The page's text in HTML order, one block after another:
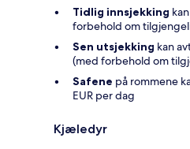
Tidlig innsjekking
forbehold om
Sen utsjekking kan
(med forbehold om
Safene på rommene
EUR per dag
Kjæledyr